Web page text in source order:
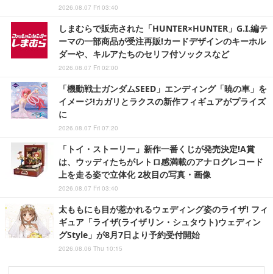
2026.08.07 Fri 03:40
しまむらで販売された「HUNTER×HUNTER」G.I.編テ
ーマの一部商品が受注再販!カードデザインのキーホル
ダーや、キルアたちのセリフ付ソックスなど
2026.08.07 Fri 02:00
「機動戦士ガンダムSEED」エンディング「暁の車」を
イメージ!カガリとラクスの新作フィギュアがプライズ
に
2026.08.07 Fri 07:20
「トイ・ストーリー」新作一番くじが発売決定!A賞
は、ウッディたちがレトロ感満載のアナログレコード
上を走る姿で立体化 2枚目の写真・画像
2026.08.07 Fri 03:40
太ももにも目が惹かれるウェディング姿のライザ! フィ
ギュア「ライザ(ライザリン・シュタウト)ウェディン
グStyle」が8月7日より予約受付開始
2026.08.06 Thu 10:15